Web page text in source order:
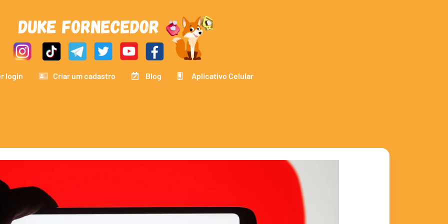
login Criar um cadastro Blog Aplicativo Celular